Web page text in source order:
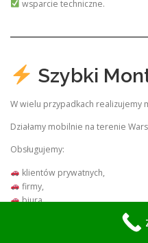
wsparcie techniczne.
Szybki
W wielu przypadkach realizujemy
Działamy mobilnie na terenie
Obsługujemy:
klientów prywatnych,
firmy,
biura,
wspólnoty mieszkaniowe,